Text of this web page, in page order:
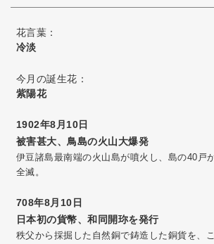
花言葉：
冷淡
今月の誕生花：
紫陽花
1902年8月10日
被害甚大、鳥島の火山大爆発
伊豆諸島最南端の火山島が噴火し、島の40戸
全滅。
708年8月10日
日本初の貨幣、和同開珎を発行
秩父から採掘した自然銅で鋳造した銅貨を、